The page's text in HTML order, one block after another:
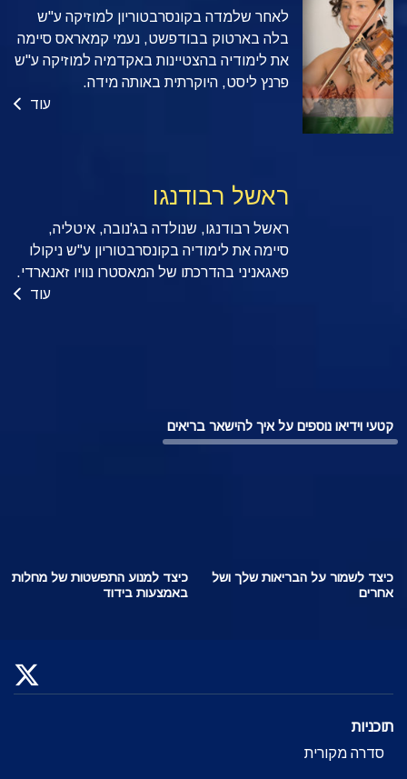
לאחר שלמדה בקונסרבטוריון למוזיקה ע"ש
בלה בארטוק בבודפשט, נעמי קמאראס סיימה
את לימודיה בהצטיינות באקדמיה למוזיקה ע"ש
פרנץ ליסט, היוקרתית באותה מידה.
עוד
ראשל רבודנגו
ראשל רבודנגו, שנולדה בג'נובה, איטליה,
סיימה את לימודיה בקונסרבטוריון ע"ש ניקולו
פאגאניני בהדרכתו של המאסטרו נוויו זאנארדי.
עוד
קטעי וידיאו נוספים על איך להישאר בריאים
כיצד לשמור על הבריאות שלך ושל
אחרים
כיצד למנוע התפשטות של מחלות
באמצעות בידוד
תוכניות
סדרה מקורית